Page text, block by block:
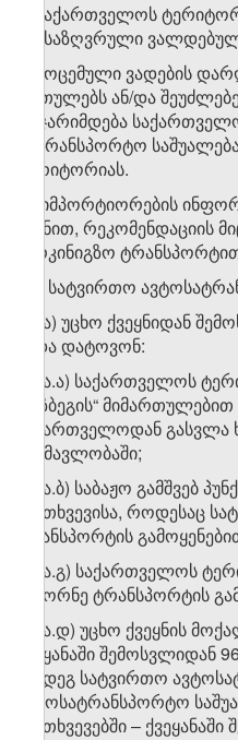
2. საქართველოს
განსაზღვრული
3. მოცემული ვადების
ართულებს ან/და
დაჯარიმდება
სატრანსპორტო
ტერიტორიას.
დ) იმპორტიორების
მიზნით, რეკომენდაციის
სარკინიგზო
) სატვირთო
.ა) უცხო ქვეყნიდან
უნდა დატოვონ:
.ა.ა) საქართველოს
„ყაზბეგის“
საქართველოდან გასვლა
განმავლობაში;
.ა.ბ) საბაჟო გამშვებ
შემთხვევისა, როდესაც
ტრანსპორტის
.ა.გ) საქართველოს
საბორნე ტრანსპორტის
.ა.დ) უცხო ქვეყნის
ქვეყანაში
შემდეგ სატვირთო
ავტოსატრანსპორტო
შემთხვევებში –